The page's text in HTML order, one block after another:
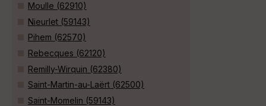
Moulle (62910)
Nieurlet (59143)
Pihem (62570)
Rebecques (62120)
Remilly-Wirquin (62380)
Saint-Martin-au-Laërt (62500)
Saint-Momelin (59143)